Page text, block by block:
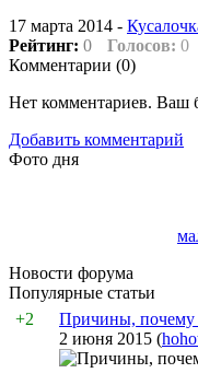
17 марта 2014 -
Рейтинг: 0 Голосов: 0
Комментарии (0)
Нет комментариев. Ваш
Добавить комментарий
Фото дня
Новости форума
Популярные статьи
+2
Причины, почему
2 июня 2015 (